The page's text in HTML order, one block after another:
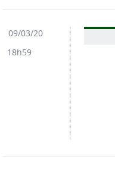
09/03/20
18h59